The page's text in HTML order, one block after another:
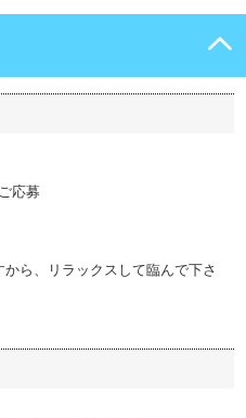
応募
ら、リラックスして臨んで下さ